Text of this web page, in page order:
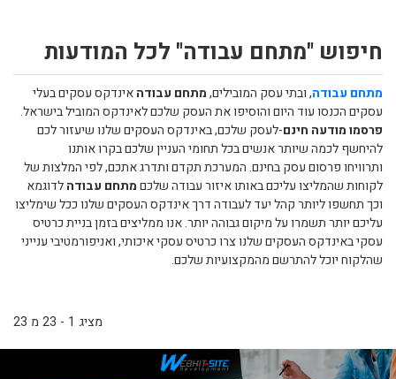
חיפוש "מתחם עבודה" לכל המודעות
מתחם עבודה, ובתי עסק המובילים,מתחם עבודהאינדקס עסקים בעלי
עסקים הכנסו עוד היום והוסיפו את העסק שלכם לאינדקס המוביל בישראל.
פרסמו מודעה חינם-לעסק שלכם, באינדקס העסקים שלנו שיעזור לכם
להיחשף לכמה שיותר אנשים בכל תחומי העניין שלכם בקרו אותנו
ותרוויחו פרסום עסק בחינם. המערכת תקדם ותדרג אתכם, לפי המלצות של
לקוחות שהמליצו עליכם באותו איזור עבודה שלכםמתחם עבודהלדוגמא
וכך תחשפו ליותר קהל יעד לעבודה דרך אינדקס העסקים שלנו ככל שימליצו
עליכם יותר תשמרו על מיקום גבוהה יותר. אנו ממליצים בזמן בניית כרטיס
עסקי באינדקס העסקים שלנו צרו כרטיס עסקי איכותי, ואניפורמטיבי ענייני
שהלקוח יוכל להתרשם מהמקצועיות שלכם.
מציג 1 - 23 מ 23